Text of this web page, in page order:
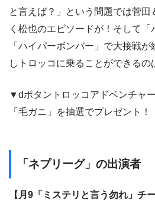
と言えば？」という問題では菅
く松也のエピソードが！そして「
「ハイパーボンバー」で大接戦
しトロッコに乗ることができるの
▼dボタントロッコアドベンチャ
「毛ガニ」を抽選でプレゼント！
「ネプリーグ」の出演者
【月9「ミステリと言う勿れ」チー